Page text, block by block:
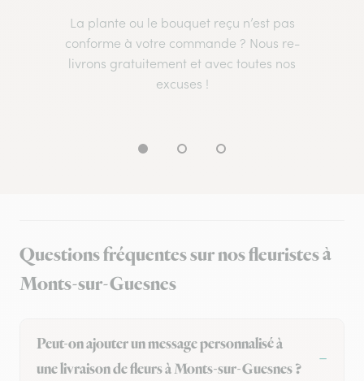
La plante ou le bouquet reçu n’est pas
conforme à votre commande ? Nous re-
livrons gratuitement et avec toutes nos
excuses !
Questions fréquentes sur nos fleuristes à
Monts-sur-Guesnes
Peut-on ajouter un message personnalisé à
une livraison de fleurs à Monts-sur-Guesnes ?